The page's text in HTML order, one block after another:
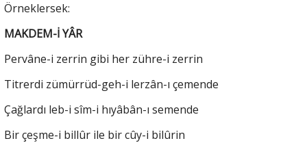
Örneklersek:
MAKDEM-İ YÂR
Pervâne-i zerrin gibi her zühre-i zerrin
Titrerdi zümürrüd-geh-i lerzân-ı çemende
Çağlardı leb-i sîm-i hıyâbân-ı semende
Bir çeşme-i billûr ile bir cûy-i bilûrin